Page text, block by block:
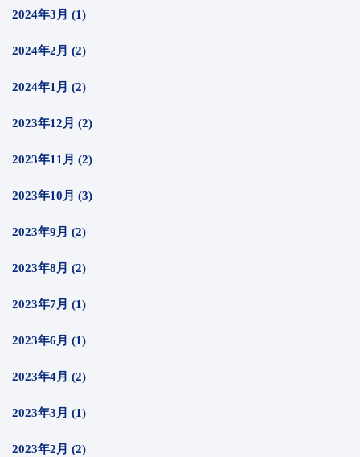
2024年3月 (1)
2024年2月 (2)
2024年1月 (2)
2023年12月 (2)
2023年11月 (2)
2023年10月 (3)
2023年9月 (2)
2023年8月 (2)
2023年7月 (1)
2023年6月 (1)
2023年4月 (2)
2023年3月 (1)
2023年2月 (2)